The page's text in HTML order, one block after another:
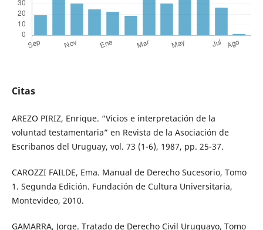
Citas
AREZO PIRIZ, Enrique. “Vicios e interpretación de la
voluntad testamentaria” en Revista de la Asociación de
Escribanos del Uruguay, vol. 73 (1-6), 1987, pp. 25-37.
CAROZZI FAILDE, Ema. Manual de Derecho Sucesorio, Tomo
1. Segunda Edición. Fundación de Cultura Universitaria,
Montevideo, 2010.
GAMARRA, Jorge. Tratado de Derecho Civil Uruguayo, Tomo